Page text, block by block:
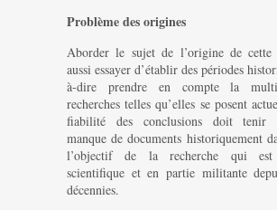
Problème des origines
Aborder le sujet de l’origine de cette
aussi essayer d’établir des périodes
à-dire prendre en compte la
recherches telles qu’elles se posent
fiabilité des conclusions doit tenir
manque de documents historiquement
l’objectif de la recherche qui
scientifique et en partie militante
décennies.